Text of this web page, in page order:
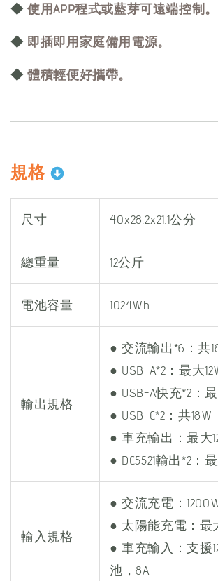
◆ 使用APP程式或藍芽可遠端控制。
◆ 即插即用家庭備用電源。
◆ 體積輕便好攜帶。
規格
尺寸 40x28.2x21.1公分
總重量 12公斤
電池容量 1024Wh
輸出規格
● 交流輸出*6：共
● USB-A*2：最大
● USB-A快充*2：最
● USB-C*2：共18W
● 車充輸出：最大
● DC5521輸出*2：
輸入規格
● 交流充電：
● 太陽能充電：最
● 車充輸入：支援
池，8A